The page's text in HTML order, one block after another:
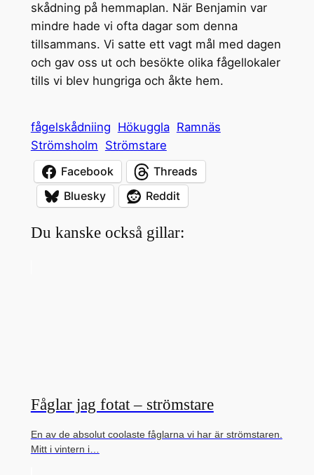
skådning på hemmaplan. När Benjamin var
mindre hade vi ofta dagar som denna
tillsammans. Vi satte ett vagt mål med dagen
och gav oss ut och besökte olika fågellokaler
tills vi blev hungriga och åkte hem.
fågelskådniing Hökuggla Ramnäs
Strömsholm Strömstare
Facebook
Threads
Bluesky
Reddit
Du kanske också gillar:
Fåglar jag fotat – strömstare
En av de absolut coolaste fåglarna vi har är strömstaren.
Mitt i vintern i…